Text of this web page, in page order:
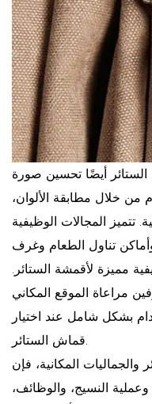
الستائر أيضًا تحسين صورة
من خلال مطابقة الألوان،
تتميز المجالات الوظيفية
تناول الطعام وغرف
مميزة لأقمشة الستائر.
مراعاة الموقع المكاني
بشكل شامل عند اختيار
قماش الستائر.
المكانية، فإن
وعملية النسيج، والوظائف،